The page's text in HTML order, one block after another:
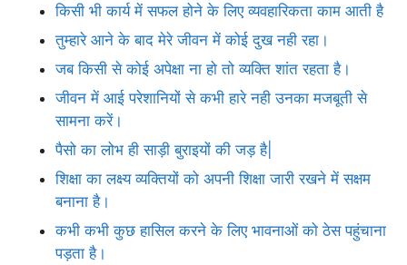
किसी भी कार्य में सफल होने के लिए व्यवहारिकता काम आती है
तुम्हारे आने के बाद मेरे जीवन में कोई दुख नही रहा।
जब किसी से कोई अपेक्षा ना हो तो व्यक्ति शांत रहता है।
जीवन में आई परेशानियों से कभी हारे नही उनका मजबूती से
सामना करें।
पैसो का लोभ ही साड़ी बुराइयों की जड़ है|
शिक्षा का लक्ष्य व्यक्तियों को अपनी शिक्षा जारी रखने में सक्षम
बनाना है।
कभी कभी कुछ हासिल करने के लिए भावनाओं को ठेस पहुंचाना
पड़ता है।